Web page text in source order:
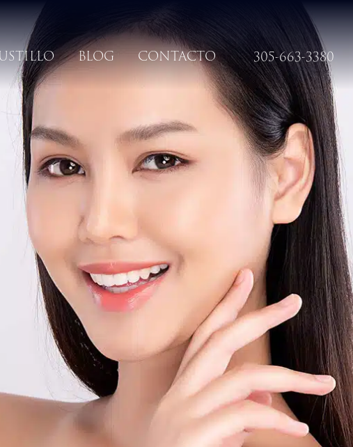
BLOG CONTACTO 305-663-3380